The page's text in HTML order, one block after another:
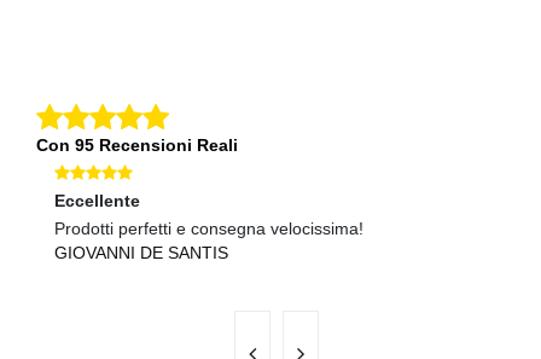
Con 95 Recensioni Reali
Eccellente
Prodotti perfetti e consegna velocissima!
GIOVANNI DE SANTIS